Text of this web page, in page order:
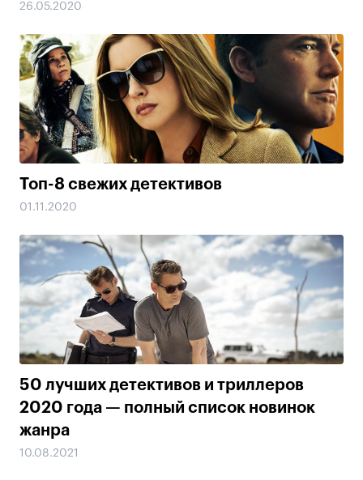
26.05.2020
Топ-8 свежих детективов
01.11.2020
50 лучших детективов и триллеров
2020 года — полный список новинок
жанра
10.08.2021